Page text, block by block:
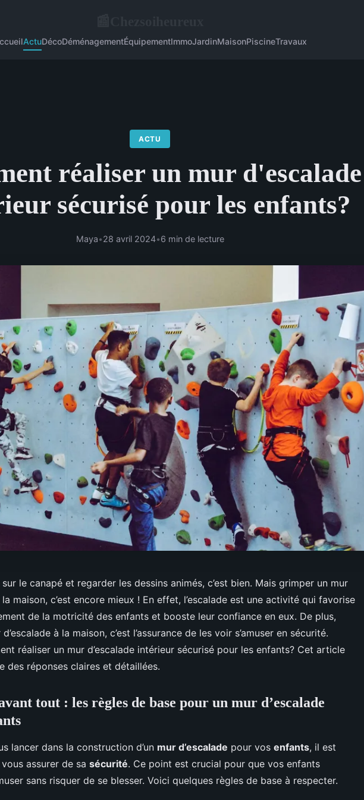
ActuDécoDéménagementÉquipementImmoJardinMaisonPiscineTravaux
ACTU
réaliser un mur d'escalade
sécurisé pour les enfants?
Maya•28 avril 2024•6 min de lecture
le canapé et regarder les dessins animés, c’est bien. Mais grimper un mur
la maison, c’est encore mieux ! En effet, l’escalade est une activité qui favorise
de la motricité des enfants et booste leur confiance en eux. De plus,
à la maison, c’est l’assurance de les voir s’amuser en sécurité.
réaliser un mur d’escalade intérieur sécurisé pour les enfants? Cet article
des réponses claires et détaillées.
tout : les règles de base pour un mur d’escalade
lancer dans la construction d’un mur d’escalade pour vos enfants, il est
assurer de sa sécurité. Ce point est crucial pour que vos enfants
sans risquer de se blesser. Voici quelques règles de base à respecter.